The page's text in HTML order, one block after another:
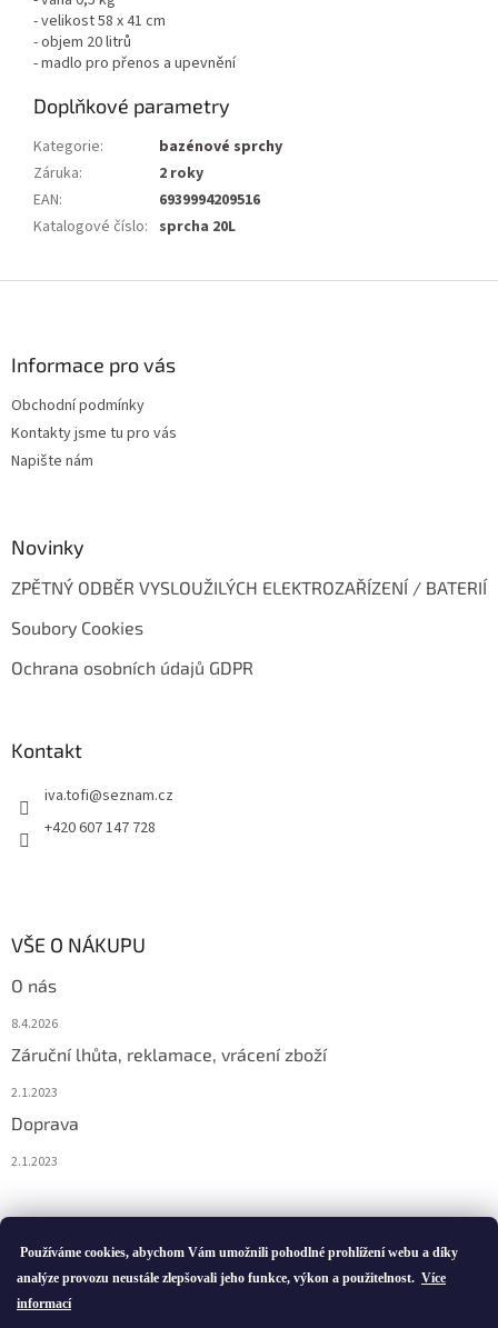
Používáme cookies, abychom Vám umožnili pohodlné prohlížení webu a díky
analýze provozu neustále zlepšovali jeho funkce, výkon a použitelnost. Více
informací
- velikost 58 x 41 cm
- objem 20 litrů
- madlo pro přenos a upevnění
Doplňkové parametry
Kategorie:
bazénové sprchy
Záruka:
2 roky
EAN:
6939994209516
Katalogové číslo: sprcha 20L
Informace pro vás
Obchodní podmínky
Kontakty jsme tu pro vás
Napište nám
Novinky
ZPĚTNÝ ODBĚR VYSLOUŽILÝCH ELEKTROZAŘÍZENÍ / BATERIÍ
Soubory Cookies
Ochrana osobních údajů GDPR
Kontakt
iva.tofi@seznam.cz
+420 607 147 728
VŠE O NÁKUPU
O nás
8.4.2026
Záruční lhůta, reklamace, vrácení zboží
2.1.2023
Doprava
2.1.2023
Vytvořil Shoptet